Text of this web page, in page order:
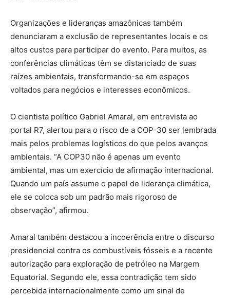
Organizações e lideranças amazônicas também
denunciaram a exclusão de representantes locais e os
altos custos para participar do evento. Para muitos, as
conferências climáticas têm se distanciado de suas
raízes ambientais, transformando-se em espaços
voltados para negócios e interesses econômicos.
O cientista político Gabriel Amaral, em entrevista ao
portal R7, alertou para o risco de a COP-30 ser lembrada
mais pelos problemas logísticos do que pelos avanços
ambientais. “A COP30 não é apenas um evento
ambiental, mas um exercício de afirmação internacional.
Quando um país assume o papel de liderança climática,
ele se coloca sob um padrão mais rigoroso de
observação”, afirmou.
Amaral também destacou a incoerência entre o discurso
presidencial contra os combustíveis fósseis e a recente
autorização para exploração de petróleo na Margem
Equatorial. Segundo ele, essa contradição tem sido
percebida internacionalmente como um sinal de